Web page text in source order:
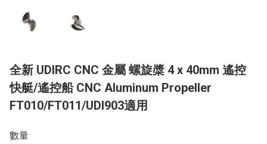
全新 UDIRC CNC 金屬 螺旋槳 4 x 40mm 遙控
快艇/遙控船 CNC Aluminum Propeller
FT010/FT011/UDI903適用
數量